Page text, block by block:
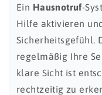
Ein Hausnotruf-
Hilfe aktivieren
Sicherheitsgefühl.
regelmäßig Ihre
klare Sicht ist
rechtzeitig zu